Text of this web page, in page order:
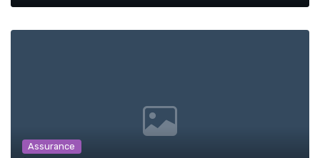
Assurance